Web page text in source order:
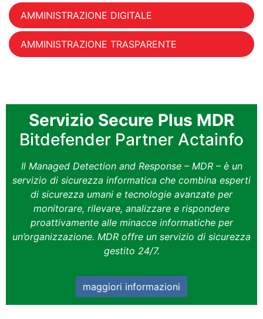
AMMINISTRAZIONE DIGITALE
AMMINISTRAZIONE TRASPARENTE
Servizio Secure Plus MDR
Bitdefender Partner Actainfo
Il Managed Detection and Response – MDR – è un
servizio di sicurezza informatica che combina esperti
di sicurezza umani e tecnologie avanzate per
monitorare, rilevare, analizzare e rispondere
proattivamente alle minacce informatiche per
un’organizzazione. MDR offre un servizio di sicurezza
gestito 24/7.
maggiori informazioni